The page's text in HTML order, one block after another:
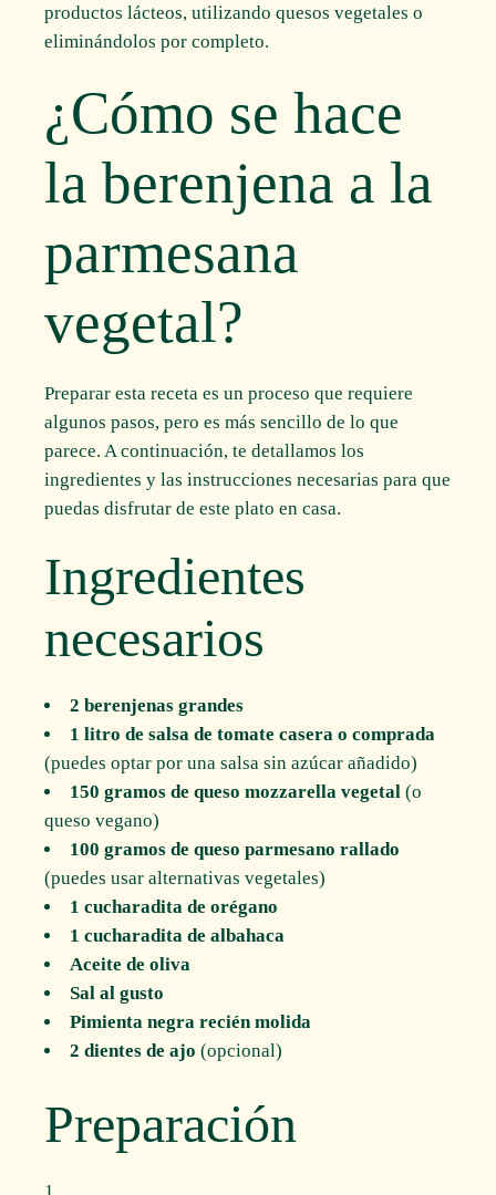
productos lácteos, utilizando quesos vegetales o
eliminándolos por completo.
¿Cómo se hace
la berenjena a la
parmesana
vegetal?
Preparar esta receta es un proceso que requiere
algunos pasos, pero es más sencillo de lo que
parece. A continuación, te detallamos los
ingredientes y las instrucciones necesarias para que
puedas disfrutar de este plato en casa.
Ingredientes
necesarios
2 berenjenas grandes
1 litro de salsa de tomate casera o comprada
(puedes optar por una salsa sin azúcar añadido)
150 gramos de queso mozzarella vegetal (o
queso vegano)
100 gramos de queso parmesano rallado
(puedes usar alternativas vegetales)
1 cucharadita de orégano
1 cucharadita de albahaca
Aceite de oliva
Sal al gusto
Pimienta negra recién molida
2 dientes de ajo (opcional)
Preparación